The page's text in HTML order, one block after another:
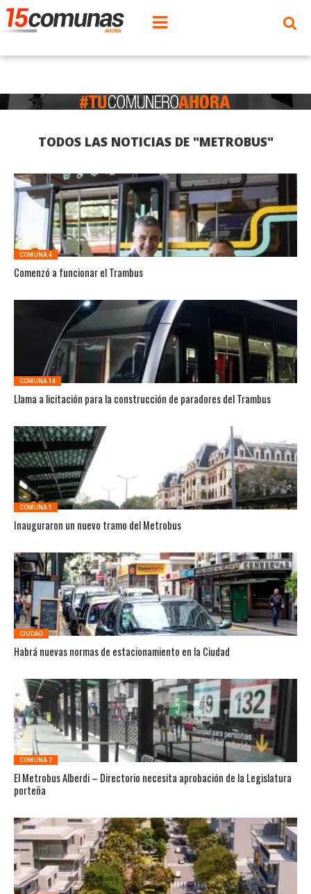
TODOS LAS NOTICIAS DE "METROBUS"
COMUNA 4
Comenzó a funcionar el Trambus
COMUNA 14
Llama a licitación para la construcción de paradores del Trambus
COMUNA 1
Inauguraron un nuevo tramo del Metrobus
CIUDAD
Habrá nuevas normas de estacionamiento en la Ciudad
COMUNA 7
El Metrobus Alberdi – Directorio necesita aprobación de la Legislatura
porteña